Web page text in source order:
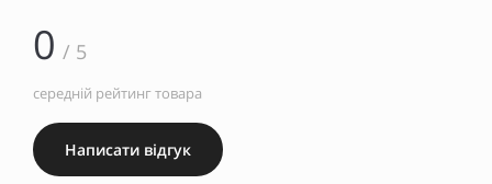
0 / 5
середній рейтинг товара
Написати відгук